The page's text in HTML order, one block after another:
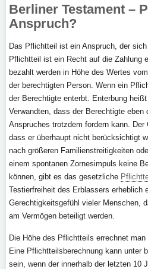
Berliner Testament –
Anspruch?
Das Pflichtteil ist ein Anspruch, der
Pflichtteil ist ein Recht auf die Zahlung
bezahlt werden in Höhe des Wertes
der berechtigten Person. Wenn ein
der Berechtigte enterbt. Enterbung
Verwandten, dass der Berechtigte
Anspruches trotzdem fordern kann. Der
dass er überhaupt nicht berücksichtigt
nach größeren Familienstreitigkeiten
einem spontanen Zornesimpuls keine
können, gibt es das gesetzliche
Testierfreiheit des Erblassers erheblich
Gerechtigkeitsgefühl vieler Menschen,
am Vermögen beteiligt werden.
Die Höhe des Pflichtteils errechnet
Eine Pflichtteilsberechnung kann unter
sein, wenn der innerhalb der letzten 10